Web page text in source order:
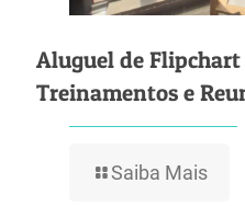
Aluguel de
Treinamentos e
Saiba Mais